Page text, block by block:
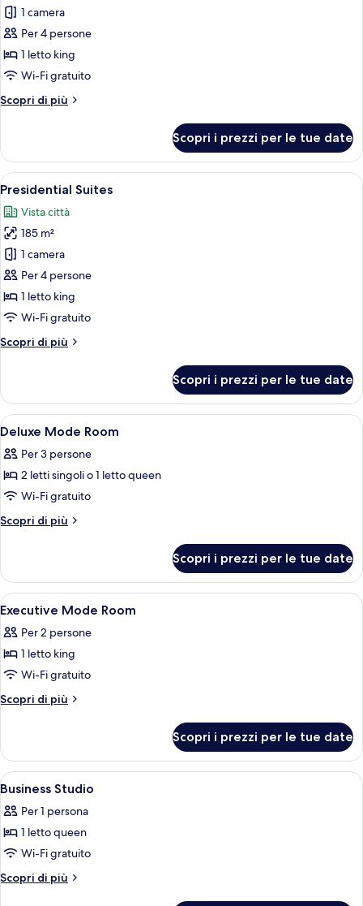
per
One
Bedroom
Suite
1 camera
Per 4 persone
1 letto king
Wi-Fi gratuito
Scopri di più
Altri
Bedroom
Suite
Scopri i prezzi per le tue date
Apri
tutte
le
foto
per
Presidential
Suites
Un soggiorno moderno con divano,
10
Presidential Suites
Vista città
185 m²
1 camera
Per 4 persone
1 letto king
Wi-Fi gratuito
Scopri di più
Altri
Suites
Scopri i prezzi per le tue date
Apri
tutte
le
foto
per
Deluxe
Una cassaforte in camera, una
9
Deluxe Mode Room
Per 3 persone
2 letti singoli o 1 letto queen
Wi-Fi gratuito
Scopri di più
Altri
Mode
Room
Scopri i prezzi per le tue date
Apri
tutte
le
foto
per
Executive
Una cassaforte in camera, una
5
Executive Mode Room
Per 2 persone
1 letto king
Wi-Fi gratuito
Scopri di più
Altri
Mode
Room
Scopri i prezzi per le tue date
Apri
tutte
le
foto
per
Business
Una cassaforte in camera, una
7
Business Studio
Per 1 persona
1 letto queen
Wi-Fi gratuito
Scopri di più
Altri